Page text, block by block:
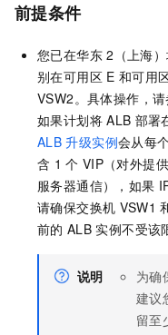
前提条件
您已在华东 2（上海
别在可用区 E 和可用
VSW2。具体操作，
如果计划将 ALB 部署
ALB 升级实例会从每
含 1 个 VIP（对外提
服务器通信），如果
请确保交换机 VSW1
前的 ALB 实例不受该
说明 为确
建议
留至